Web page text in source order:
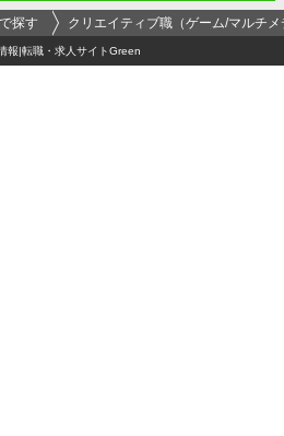
探す クリエイティブ職（ゲーム/マルチ
報|転職・求人サイトGreen